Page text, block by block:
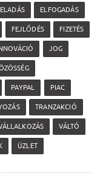
ELADÁS ELFOGADÁS
FEJLŐDÉS FIZETÉS
JOG
PAYPAL PIAC
TRANZAKCIÓ
VÁLTÓ
ÜZLET